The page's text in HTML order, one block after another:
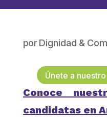
porDignidad &
Únete a
Conoce
candidatas en